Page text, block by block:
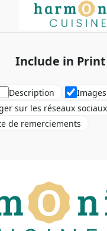
Include in
Description Images
sur les réseaux sociaux
de remerciements